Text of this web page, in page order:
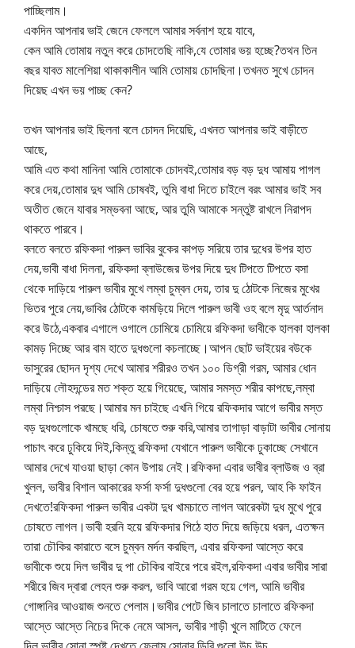
পাচ্ছিলাম।
একদিন আপনার ভাই জেনে ফেললে আমার সর্বনাশ হয়ে যাবে,
কেন আমি তোমায় নতুন করে চোদতেছি নাকি,যে তোমার ভয় হচ্ছে?তথন তিন
বছর যাবত মালেশিয়া থাকাকালীন আমি তোমায় চোদছিনা।তখনত সুখে চোদন
দিয়েছ এখন ভয় পাচ্ছ কেন?
তখন আপনার ভাই ছিলনা বলে চোদন দিয়েছি, এখনত আপনার ভাই বাড়ীতে
আছে,
আমি এত কথা মানিনা আমি তোমাকে চোদবই,তোমার বড় বড় দুধ আমায় পাগল
করে দেয়,তোমার দুধ আমি চোষবই, তুমি বাধা দিতে চাইলে বরং আমার ভাই সব
অতীত জেনে যাবার সম্ভবনা আছে, আর তুমি আমাকে সন্তুষ্ট রাখলে নিরাপদ
থাকতে পারবে।
বলতে বলতে রফিকদা পারুল ভাবির বুকের কাপড় সরিয়ে তার দুধের উপর হাত
দেয়,ভাবী বাধা দিলনা, রফিকদা ব্লাউজের উপর দিয়ে দুধ টিপতে টিপতে বসা
থেকে দাড়িয়ে পারুল ভাবীর মুখে লম্বা চুম্বন দেয়, তার দু ঠোটকে নিজের মুখের
ভিতর পুরে নেয়,ভাবির ঠোটকে কামড়িয়ে দিলে পারুল ভাবী ওহ বলে মৃদু আর্তনাদ
করে উঠে,একবার এগালে ওগালে চোমিয়ে চোমিয়ে রফিকদা ভাবীকে হালকা হালকা
কামড় দিচ্ছে আর বাম হাতে দুধগুলো কচলাচ্ছে।আপন ছোট ভাইয়ের বউকে
ভাসুরের ছোদন দৃশ্য দেখে আমার শরীরও তখন ১০০ ডিগ্রী গরম, আমার ধোন
দাড়িয়ে লৌহদন্ডের মত শক্ত হয়ে গিয়েছে, আমার সমস্ত শরীর কাপছে,লম্বা
লম্বা নিশ্চাস পরছে।আমার মন চাইছে এখনি গিয়ে রফিকদার আগে ভাবীর মস্ত
বড় দুধগুলোকে খামছে ধরি, চোষতে শুরু করি,আমার তাগাড়া বাড়াটা ভাবীর সোনায়
পাচাৎ করে ঢুকিয়ে দিই,কিন্তু রফিকদা যেখানে পারুল ভাবীকে ঢুকাচ্ছে সেখানে
আমার দেখে যাওয়া ছাড়া কোন উপায় নেই।রফিকদা এবার ভাবীর ব্লাউজ ও ব্রা
খুলল, ভাবীর বিশাল আকারের ফর্সা ফর্সা দুধগুলো বের হয়ে পরল, আহ কি ফাইন
দেখতে!রফিকদা পারুল ভাবীর একটা দুধ খামচাতে লাগল আরেকটা দুধ মুখে পুরে
চোষতে লাগল।ভাবী হরনি হয়ে রফিকদার পিঠে হাত দিয়ে জড়িয়ে ধরল, এতক্ষন
তারা চৌকির কারাতে বসে চুম্বন মর্দন করছিল, এবার রফিকদা আস্তে করে
ভাবীকে শুয়ে দিল ভাবীর দু পা চৌকির বাইরে পরে রইল,রফিকদা এবার ভাবীর সারা
শরীরে জিব দ্বারা লেহন শুরু করল, ভাবি আরো গরম হয়ে গেল, আমি ভাবীর
গোঙ্গানির আওয়াজ শুনতে পেলাম।ভাবীর পেটে জিব চালাতে চালাতে রফিকদা
আস্তে আস্তে নিচের দিকে নেমে আসল, ভাবীর শাড়ী খুলে মাটিতে ফেলে